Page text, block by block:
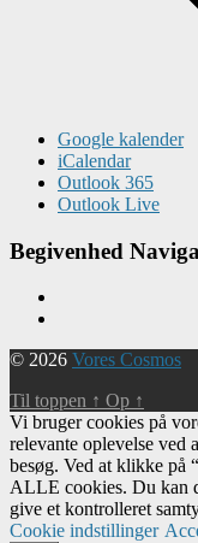
Google kalender
iCalendar
Outlook 365
Outlook Live
Begivenhed
© 2026 Vores Cosmos
Til toppen ↑ Op ↑
Vi bruger cookies på
relevante oplevelse ved
besøg. Ved at klikke på
ALLE cookies. Du kan
give et kontrolleret
Cookie indstillinger